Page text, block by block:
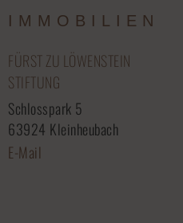
IMMOBILIEN
FÜRST ZU LÖWENSTEIN
STIFTUNG
Schlosspark 5
63924 Kleinheubach
E-Mail